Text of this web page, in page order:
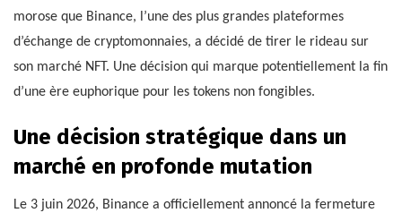
morose que Binance, l’une des plus grandes plateformes
d’échange de cryptomonnaies, a décidé de tirer le rideau sur
son marché NFT. Une décision qui marque potentiellement la fin
d’une ère euphorique pour les tokens non fongibles.
Une décision stratégique dans un
marché en profonde mutation
Le 3 juin 2026, Binance a officiellement annoncé la fermeture